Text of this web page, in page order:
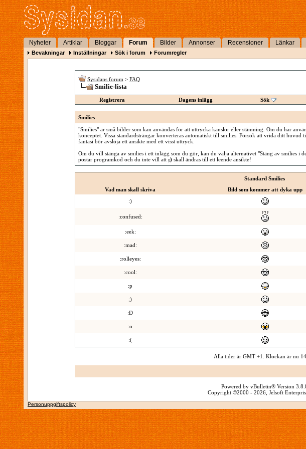
Nyheter Artiklar Bloggar Forum Bilder Annonser Recensioner Länkar
Bevakningar Inställningar Sök i forum Forumregler
Sysidans forum > FAQ
Smilie-lista
Registrera
Dagens inlägg Sök
Smilies
"Smilies" är små bilder som kan användas för att uttrycka känslor eller stämning. Om du har
konceptet. Vissa standardsträngar konverteras automatiskt till smilies. Försök att vrida ditt huvud
fantasi bör avslöja ett ansikte med ett visst uttryck.
Om du vill stänga av smilies i ett inlägg som du gör, kan du välja alternativet "Stäng av smilies i
postar programkod och du inte vill att ;)skall ändras till ett leende ansikte!
Standard Smilies
Vad man skall skriva
Bild som kommer att dyka upp
:)
:confused:
:eek:
:mad:
:rolleyes:
:cool:
:p
;)
:D
:o
:(
Alla tider är GMT +1. Klockan är nu
Powered by vBulletin® Version
Copyright ©2000 - 2026, Jelsoft
Personuppgiftspolicy